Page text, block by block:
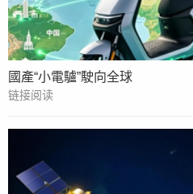
國產“小電驢”駛向全球
链接阅读